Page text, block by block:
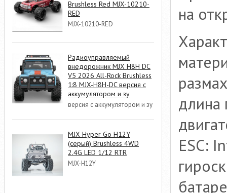
Brushless Red MJX-10210-
RED
MJX-10210-RED
Радиоуправляемый
внедорожник MJX H8H DC
V5 2026 All-Rock Brushless
1:8 MJX-H8H-DC версия с
аккумулятором и зу
версия с аккумулятором и зу
MJX Hyper Go H12Y
(серый) Brushless 4WD
2.4G LED 1/12 RTR
MJX-H12Y
на
длина
ESC: